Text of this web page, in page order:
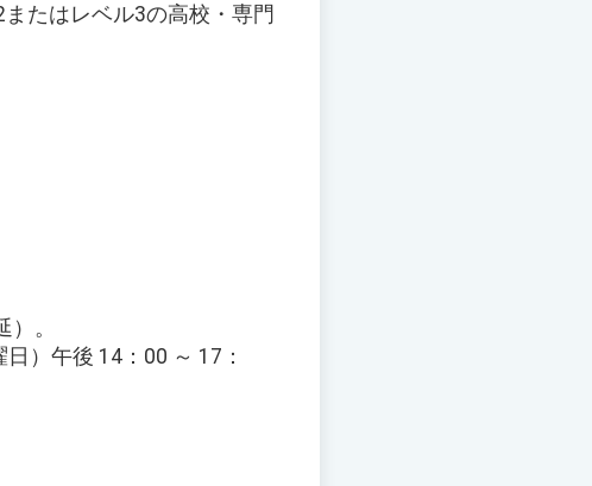
たはレベル3の高校・専門
。
）午後 14：00 ～ 17：